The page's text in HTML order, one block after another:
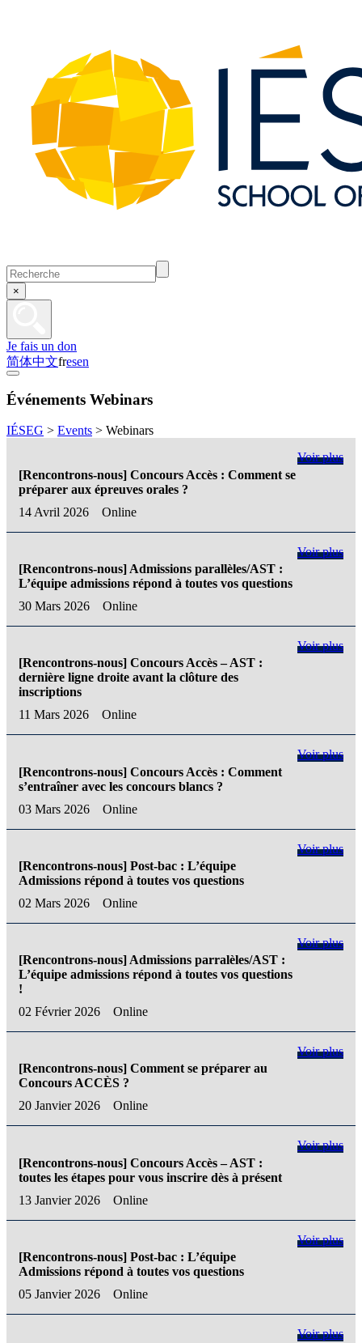
×
Je fais un don
简体中文fresen
Événements Webinars
IÉSEG > Events > Webinars
[Rencontrons-nous] Concours Accès : Comment se
préparer aux épreuves orales ?
14 Avril 2026
Online
Voir plus
[Rencontrons-nous] Admissions parallèles/AST :
L’équipe admissions répond à toutes vos questions
30 Mars 2026
Online
Voir plus
[Rencontrons-nous] Concours Accès – AST :
dernière ligne droite avant la clôture des
inscriptions
11 Mars 2026
Online
Voir plus
[Rencontrons-nous] Concours Accès : Comment
s’entraîner avec les concours blancs ?
03 Mars 2026
Online
Voir plus
[Rencontrons-nous] Post-bac : L’équipe
Admissions répond à toutes vos questions
02 Mars 2026
Online
Voir plus
[Rencontrons-nous] Admissions parralèles/AST :
L’équipe admissions répond à toutes vos questions
!
02 Février 2026
Online
Voir plus
[Rencontrons-nous] Comment se préparer au
Concours ACCÈS ?
20 Janvier 2026
Online
Voir plus
[Rencontrons-nous] Concours Accès – AST :
toutes les étapes pour vous inscrire dès à présent
13 Janvier 2026
Online
Voir plus
[Rencontrons-nous] Post-bac : L’équipe
Admissions répond à toutes vos questions
05 Janvier 2026
Online
Voir plus
Voir plus